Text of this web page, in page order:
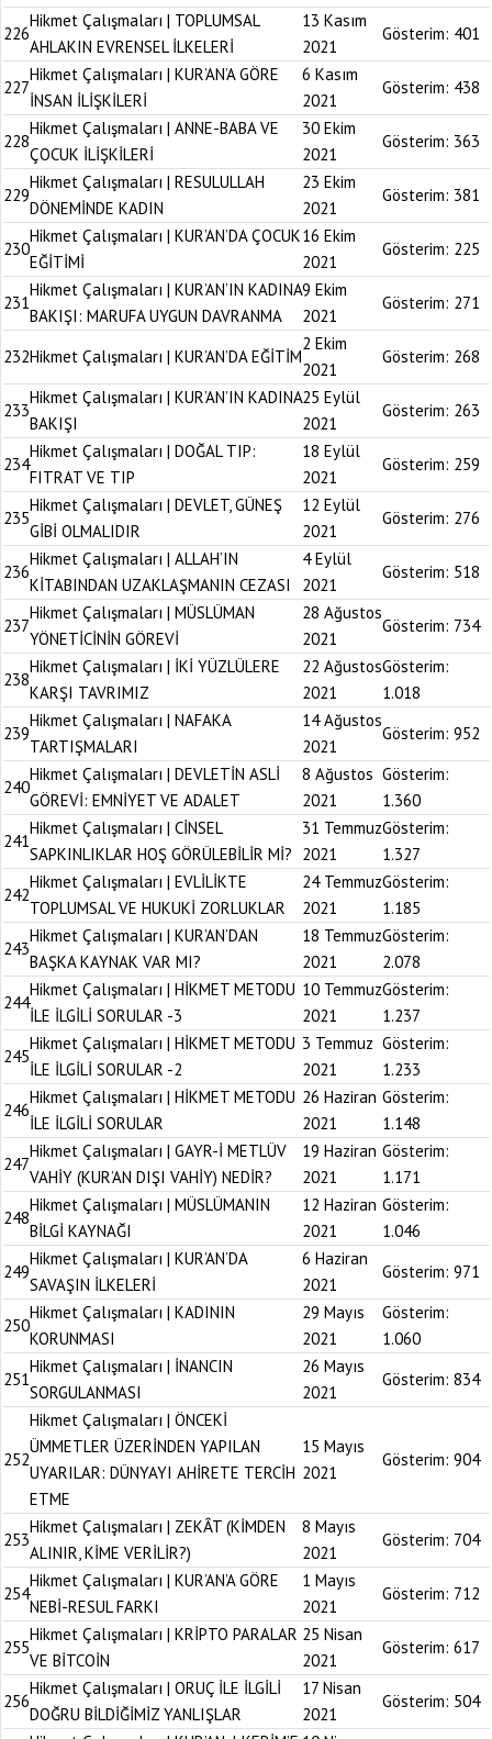
226
Hikmet Çalışmaları | TOPLUMSAL
AHLAKIN EVRENSEL İLKELERİ
13 Kasım
2021
Gösterim: 401
227
Hikmet Çalışmaları | KUR’AN’A GÖRE
İNSAN İLİŞKİLERİ
6 Kasım
2021
Gösterim: 438
228
Hikmet Çalışmaları | ANNE-BABA VE
ÇOCUK İLİŞKİLERİ
30 Ekim
2021
Gösterim: 363
229
Hikmet Çalışmaları | RESULULLAH
DÖNEMİNDE KADIN
23 Ekim
2021
Gösterim: 381
230
Hikmet Çalışmaları | KUR’AN’DA ÇOCUK
EĞİTİMİ
16 Ekim
2021
Gösterim: 225
231
Hikmet Çalışmaları | KUR’AN’IN KADINA
BAKIŞI: MARUFA UYGUN DAVRANMA
9 Ekim
2021
Gösterim: 271
232Hikmet Çalışmaları | KUR’AN’DA EĞİTİM
2 Ekim
2021
Gösterim: 268
233
Hikmet Çalışmaları | KUR’AN’IN KADINA
BAKIŞI
25 Eylül
2021
Gösterim: 263
234
Hikmet Çalışmaları | DOĞAL TIP:
FITRAT VE TIP
18 Eylül
2021
Gösterim: 259
235
Hikmet Çalışmaları | DEVLET, GÜNEŞ
GİBİ OLMALIDIR
12 Eylül
2021
Gösterim: 276
236
Hikmet Çalışmaları | ALLAH’IN
KİTABINDAN UZAKLAŞMANIN CEZASI
4 Eylül
2021
Gösterim: 518
237
Hikmet Çalışmaları | MÜSLÜMAN
YÖNETİCİNİN GÖREVİ
28 Ağustos
2021
Gösterim: 734
238
Hikmet Çalışmaları | İKİ YÜZLÜLERE
KARŞI TAVRIMIZ
22 Ağustos
2021
Gösterim:
1.018
239
Hikmet Çalışmaları | NAFAKA
TARTIŞMALARI
14 Ağustos
2021
Gösterim: 952
240
Hikmet Çalışmaları | DEVLETİN ASLİ
GÖREVİ: EMNİYET VE ADALET
8 Ağustos
2021
Gösterim:
1.360
241
Hikmet Çalışmaları | CİNSEL
SAPKINLIKLAR HOŞ GÖRÜLEBİLİR Mİ?
31 Temmuz
2021
Gösterim:
1.327
242
Hikmet Çalışmaları | EVLİLİKTE
TOPLUMSAL VE HUKUKİ ZORLUKLAR
24 Temmuz
2021
Gösterim:
1.185
243
Hikmet Çalışmaları | KUR’AN’DAN
BAŞKA KAYNAK VAR MI?
18 Temmuz
2021
Gösterim:
2.078
244
Hikmet Çalışmaları | HİKMET METODU
İLE İLGİLİ SORULAR -3
10 Temmuz
2021
Gösterim:
1.237
245
Hikmet Çalışmaları | HİKMET METODU
İLE İLGİLİ SORULAR -2
3 Temmuz
2021
Gösterim:
1.233
246
Hikmet Çalışmaları | HİKMET METODU
İLE İLGİLİ SORULAR
26 Haziran
2021
Gösterim:
1.148
247
Hikmet Çalışmaları | GAYR-İ METLÜV
VAHİY (KUR’AN DIŞI VAHİY) NEDİR?
19 Haziran
2021
Gösterim:
1.171
248
Hikmet Çalışmaları | MÜSLÜMANIN
BİLGİ KAYNAĞI
12 Haziran
2021
Gösterim:
1.046
249
Hikmet Çalışmaları | KUR’AN’DA
SAVAŞIN İLKELERİ
6 Haziran
2021
Gösterim: 971
250
Hikmet Çalışmaları | KADININ
KORUNMASI
29 Mayıs
2021
Gösterim:
1.060
251
Hikmet Çalışmaları | İNANCIN
SORGULANMASI
26 Mayıs
2021
Gösterim: 834
252
Hikmet Çalışmaları | ÖNCEKİ
ÜMMETLER ÜZERİNDEN YAPILAN
UYARILAR: DÜNYAYI AHİRETE TERCİH
ETME
15 Mayıs
2021
Gösterim: 904
253
Hikmet Çalışmaları | ZEKÂT (KİMDEN
ALINIR, KİME VERİLİR?)
8 Mayıs
2021
Gösterim: 704
254
Hikmet Çalışmaları | KUR’AN’A GÖRE
NEBİ-RESUL FARKI
1 Mayıs
2021
Gösterim: 712
255
Hikmet Çalışmaları | KRİPTO PARALAR
VE BİTCOİN
25 Nisan
2021
Gösterim: 617
256
Hikmet Çalışmaları | ORUÇ İLE İLGİLİ
DOĞRU BİLDİĞİMİZ YANLIŞLAR
17 Nisan
2021
Gösterim: 504